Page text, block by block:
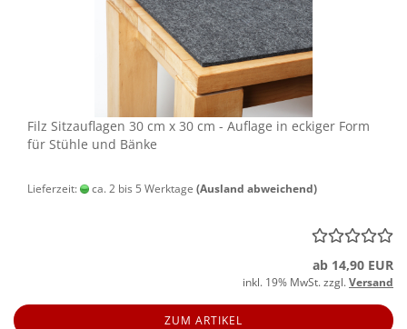
Filz Sitz­auf­la­gen 30 cm x 30 cm - Auf­la­ge in ecki­ger Form
für Stüh­le und Bänke
Lieferzeit: ca. 2 bis 5 Werktage (Ausland abweichend)
ab 14,90 EUR
inkl. 19% MwSt. zzgl.Versand
ZUM ARTIKEL